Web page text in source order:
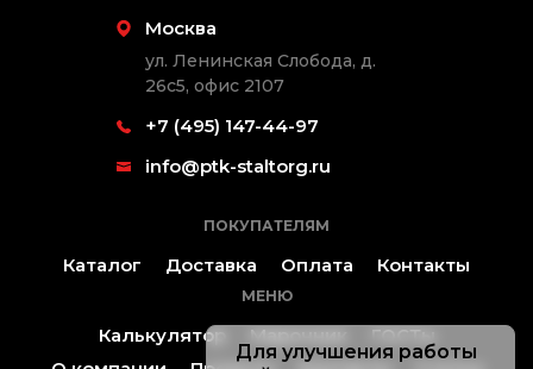
Москва
ул. Ленинская Слобода, д.
26с5, офис 2107
+7 (495) 147-44-97
info@ptk-staltorg.ru
ПОКУПАТЕЛЯМ
Каталог Доставка Оплата Контакты
МЕНЮ
Калькулятор Марочник
ГОСТы
Для улучшения работы